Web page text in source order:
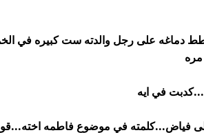
دماغه على رجل والدته ست كبيره في
في ايه
فياض...كلمته في موضوع فاطمه